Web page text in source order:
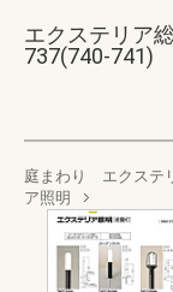
エクステリア
737(740-741)
庭まわり エクステ
ア照明